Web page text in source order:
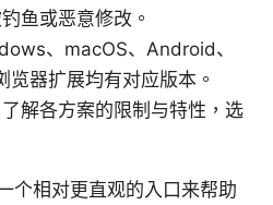
鱼或恶意修改。
、macOS、Android、
览器扩展均有对应版本。
解各方案的限制与特性，选
个相对更直观的入口来帮助